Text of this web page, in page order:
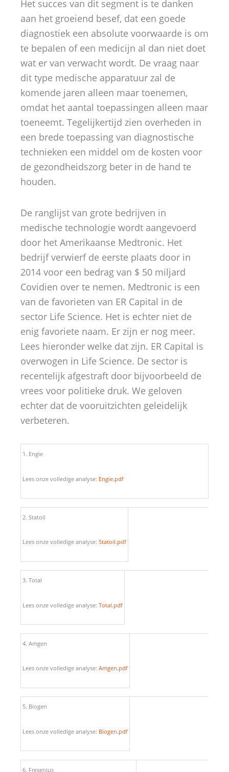
Het succes van dit segment is te danken
aan het groeiend besef, dat een goede
diagnostiek een absolute voorwaarde is om
te bepalen of een medicijn al dan niet doet
wat er van verwacht wordt. De vraag naar
dit type medische apparatuur zal de
komende jaren alleen maar toenemen,
omdat het aantal toepassingen alleen maar
toeneemt. Tegelijkertijd zien overheden in
een brede toepassing van diagnostische
technieken een middel om de kosten voor
de gezondheidszorg beter in de hand te
houden.
De ranglijst van grote bedrijven in
medische technologie wordt aangevoerd
door het Amerikaanse Medtronic. Het
bedrijf verwierf de eerste plaats door in
2014 voor een bedrag van $ 50 miljard
Covidien over te nemen. Medtronic is een
van de favorieten van ER Capital in de
sector Life Science. Het is echter niet de
enig favoriete naam. Er zijn er nog meer.
Lees hieronder welke dat zijn. ER Capital is
overwogen in Life Science. De sector is
recentelijk afgestraft door bijvoorbeeld de
vrees voor politieke druk. We geloven
echter dat de vooruitzichten geleidelijk
verbeteren.
1. Engie
Lees onze volledige analyse: Engie.pdf
2. Statoil
Lees onze volledige analyse: Statoil.pdf
3. Total
Lees onze volledige analyse: Total.pdf
4. Amgen
Lees onze volledige analyse: Amgen.pdf
5. Biogen
Lees onze volledige analyse: Biogen.pdf
6. Fresenius